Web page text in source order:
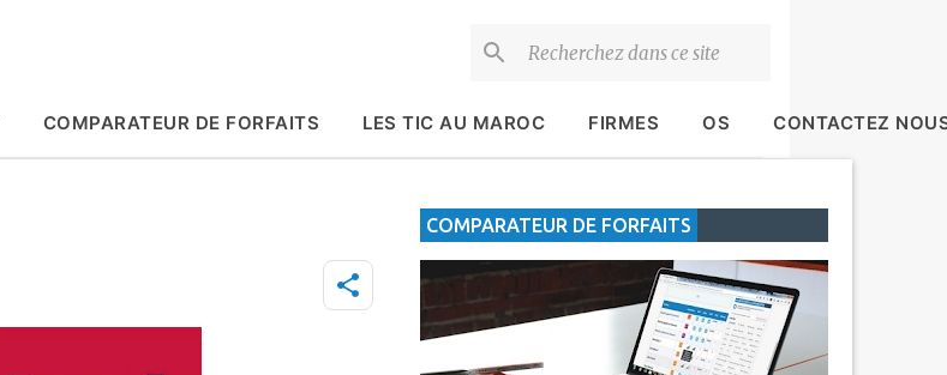
COMPARATEUR DE FORFAITS LES TIC AU MAROC FIRMES OS CONTACTEZ
COMPARATEUR DE FORFAITS